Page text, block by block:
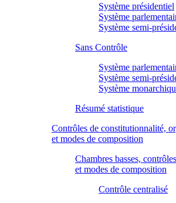
Système présidentiel
Système
Système semi-
Sans Contrôle
Système
Système semi-
Système
Résumé statistique
Contrôles de constitutionnalité,
et modes de composition
Chambres basses,
et modes de composition
Contrôle centralisé